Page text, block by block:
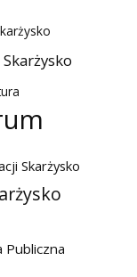
Skarżysko
Publiczna